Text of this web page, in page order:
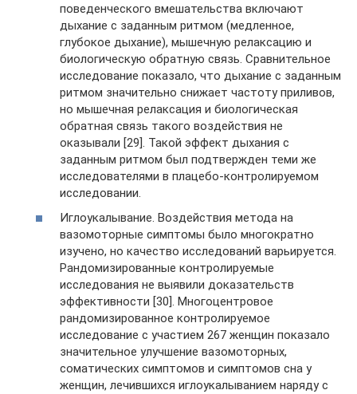
поведенческого вмешательства включают
дыхание с заданным ритмом (медленное,
глубокое дыхание), мышечную релаксацию и
биологическую обратную связь. Сравнительное
исследование показало, что дыхание с заданным
ритмом значительно снижает частоту приливов,
но мышечная релаксация и биологическая
обратная связь такого воздействия не
оказывали [29]. Такой эффект дыхания с
заданным ритмом был подтвержден теми же
исследователями в плацебо-контролируемом
исследовании.
Иглоукалывание. Воздействия метода на
вазомоторные симптомы было многократно
изучено, но качество исследований варьируется.
Рандомизированные контролируемые
исследования не выявили доказательств
эффективности [30]. Многоцентровое
рандомизированное контролируемое
исследование с участием 267 женщин показало
значительное улучшение вазомоторных,
соматических симптомов и симптомов сна у
женщин, лечившихся иглоукалыванием наряду с